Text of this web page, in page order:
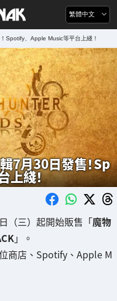
繁體中文
Spotify、Apple Music等平台上綫！
7月30日發售！Sp
綫！
（三）起開始販售「魔物
」。
商店、Spotify、Apple M